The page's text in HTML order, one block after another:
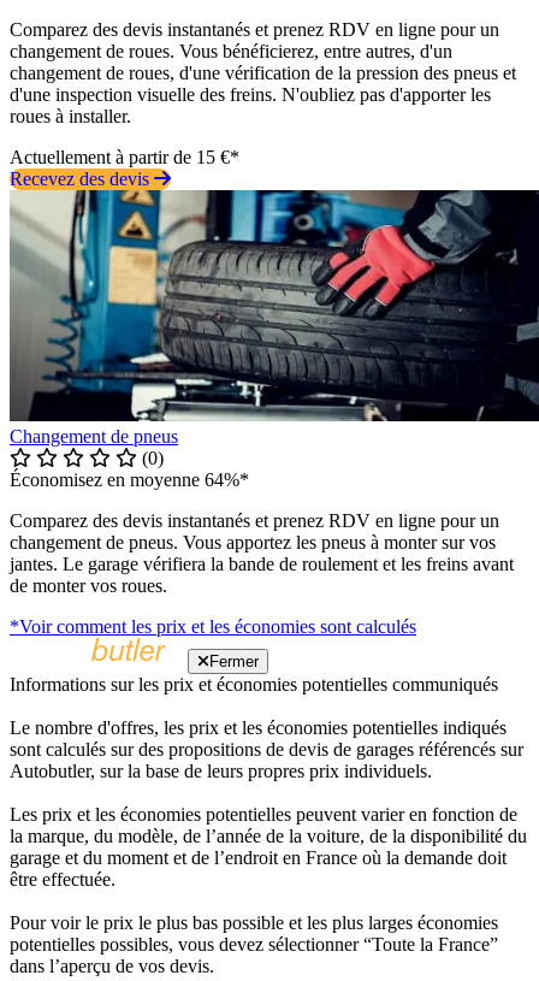
Comparez des devis instantanés et prenez RDV en ligne pour un
changement de roues. Vous bénéficierez, entre autres, d'un
changement de roues, d'une vérification de la pression des pneus et
d'une inspection visuelle des freins. N'oubliez pas d'apporter les
roues à installer.
Actuellement à partir de 15 €*
Recevez des devis
Changement de pneus
(0)
Économisez en moyenne 64%*
Comparez des devis instantanés et prenez RDV en ligne pour un
changement de pneus. Vous apportez les pneus à monter sur vos
jantes. Le garage vérifiera la bande de roulement et les freins avant
de monter vos roues.
*Voir comment les prix et les économies sont calculés
Fermer
Informations sur les prix et économies potentielles communiqués
Le nombre d'offres, les prix et les économies potentielles indiqués
sont calculés sur des propositions de devis de garages référencés sur
Autobutler, sur la base de leurs propres prix individuels.
Les prix et les économies potentielles peuvent varier en fonction de
la marque, du modèle, de l’année de la voiture, de la disponibilité du
garage et du moment et de l’endroit en France où la demande doit
être effectuée.
Pour voir le prix le plus bas possible et les plus larges économies
potentielles possibles, vous devez sélectionner “Toute la France”
dans l’aperçu de vos devis.